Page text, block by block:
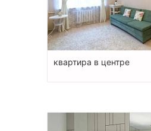
квартира в центре